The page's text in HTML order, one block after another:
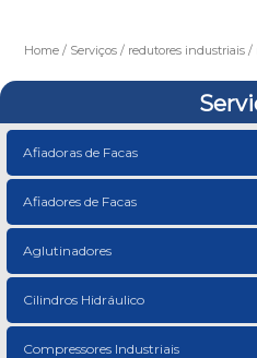
Home Serviços redutores industriais
Afiadoras de Facas
Afiadores de Facas
Aglutinadores
Cilindros Hidráulico
Compressores Industriais